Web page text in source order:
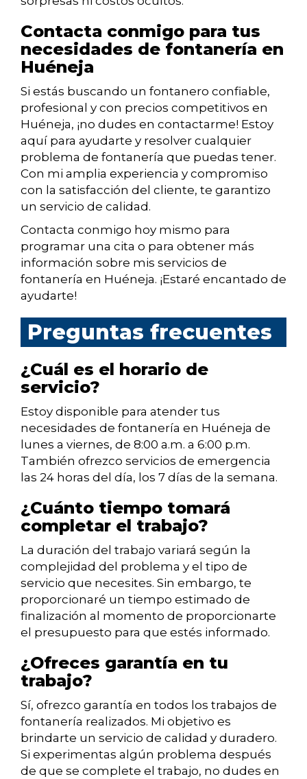
Contacta conmigo para tus
necesidades de fontanería en
Huéneja
Si estás buscando un fontanero confiable,
profesional y con precios competitivos en
Huéneja, ¡no dudes en contactarme! Estoy
aquí para ayudarte y resolver cualquier
problema de fontanería que puedas tener.
Con mi amplia experiencia y compromiso
con la satisfacción del cliente, te garantizo
un servicio de calidad.
Contacta conmigo hoy mismo para
programar una cita o para obtener más
información sobre mis servicios de
fontanería en Huéneja. ¡Estaré encantado de
ayudarte!
Preguntas frecuentes
¿Cuál es el horario de
servicio?
Estoy disponible para atender tus
necesidades de fontanería en Huéneja de
lunes a viernes, de 8:00 a.m. a 6:00 p.m.
También ofrezco servicios de emergencia
las 24 horas del día, los 7 días de la semana.
¿Cuánto tiempo tomará
completar el trabajo?
La duración del trabajo variará según la
complejidad del problema y el tipo de
servicio que necesites. Sin embargo, te
proporcionaré un tiempo estimado de
finalización al momento de proporcionarte
el presupuesto para que estés informado.
¿Ofreces garantía en tu
trabajo?
Sí, ofrezco garantía en todos los trabajos de
fontanería realizados. Mi objetivo es
brindarte un servicio de calidad y duradero.
Si experimentas algún problema después
de que se complete el trabajo, no dudes en